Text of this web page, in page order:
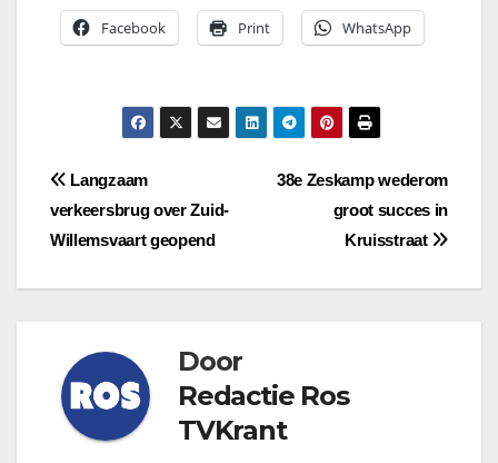
Facebook Print WhatsApp
Bericht
navigatie
38e Zeskamp wederom
groot succes in
Kruisstraat
Langzaam
verkeersbrug over Zuid-
Willemsvaart geopend
Door
Redactie Ros
TVKrant